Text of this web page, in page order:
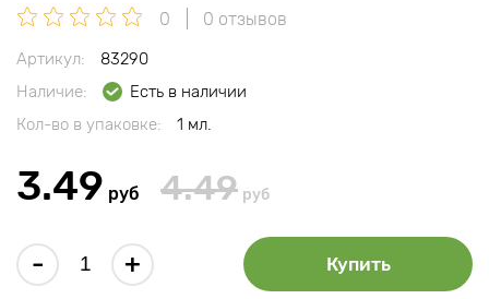
0 0 отзывов
Артикул:
83290
Наличие:
Есть в наличии
Кол-во в упаковке:
1 мл.
3.49 руб 4.49 руб
- + Купить